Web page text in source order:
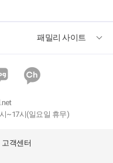
패밀리 사이트
~17시(일요일 휴무)
고객센터